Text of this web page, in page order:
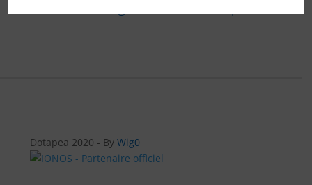
Dotapea 2020 - ByWig0